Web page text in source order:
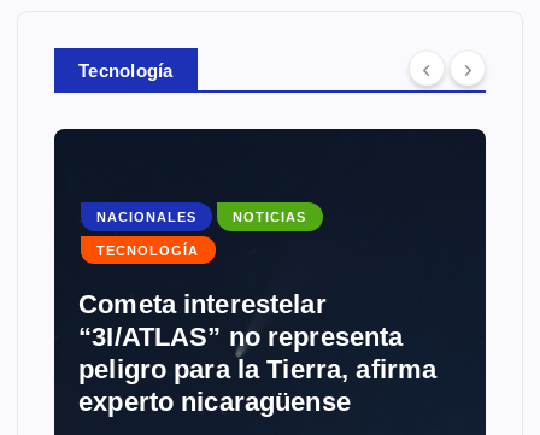
Tecnología
NACIONALES NOTICIAS
TECNOLOGÍA
Cometa interestelar
“3I/ATLAS” no representa
peligro para la Tierra, afirma
experto nicaragüense